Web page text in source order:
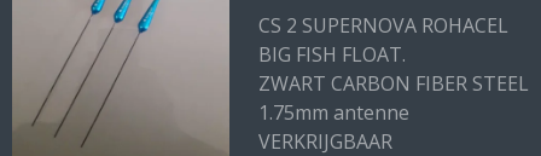
CS 2 SUPERNOVA ROHACEL
BIG FISH FLOAT.
ZWART CARBON FIBER STEEL
1.75mm antenne
VERKRIJGBAAR